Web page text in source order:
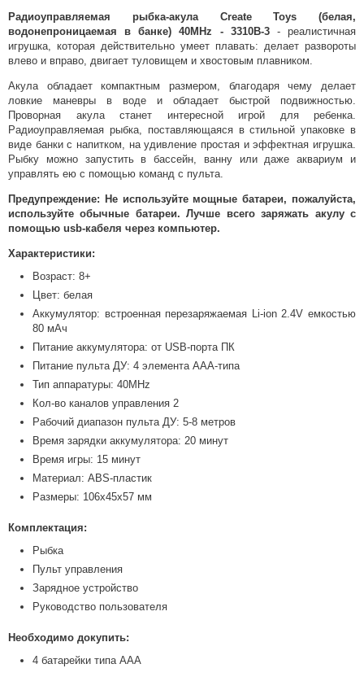
Радиоуправляемая рыбка-акула Create Toys (белая,
водонепроницаемая в банке) 40MHz - 3310B-3 - реалистичная
игрушка, которая действительно умеет плавать: делает развороты
влево и вправо, двигает туловищем и хвостовым плавником.
Акула обладает компактным размером, благодаря чему делает
ловкие маневры в воде и обладает быстрой подвижностью.
Проворная акула станет интересной игрой для ребенка.
Радиоуправляемая рыбка, поставляющаяся в стильной упаковке в
виде банки с напитком, на удивление простая и эффектная игрушка.
Рыбку можно запустить в бассейн, ванну или даже аквариум и
управлять ею с помощью команд с пульта.
Предупреждение: Не используйте мощные батареи, пожалуйста,
используйте обычные батареи. Лучше всего заряжать акулу с
помощью usb-кабеля через компьютер.
Характеристики:
Возраст: 8+
Цвет: белая
Аккумулятор: встроенная перезаряжаемая Li-ion 2.4V емкостью
80 мАч
Питание аккумулятора: от USB-порта ПК
Питание пульта ДУ: 4 элемента ААА-типа
Тип аппаратуры: 40MHz
Кол-во каналов управления 2
Рабочий диапазон пульта ДУ: 5-8 метров
Время зарядки аккумулятора: 20 минут
Время игры: 15 минут
Материал: ABS-пластик
Размеры: 106х45x57 мм
Комплектация:
Рыбка
Пульт управления
Зарядное устройство
Руководство пользователя
Необходимо докупить:
4 батарейки типа ААА